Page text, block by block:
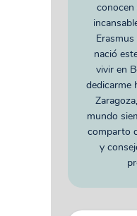
conocen
nació
vivir en
dedicarme
mundo
comparto
y